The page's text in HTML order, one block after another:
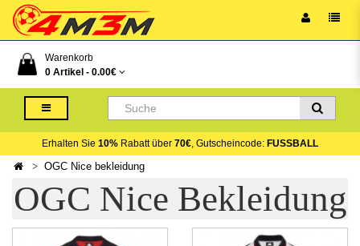
Warenkorb
0 Artikel - 0.00€
Erhalten Sie 10% Rabatt über 70€, Gutscheincode: FUSSBALL
OGC Nice bekleidung
OGC Nice Bekleidung